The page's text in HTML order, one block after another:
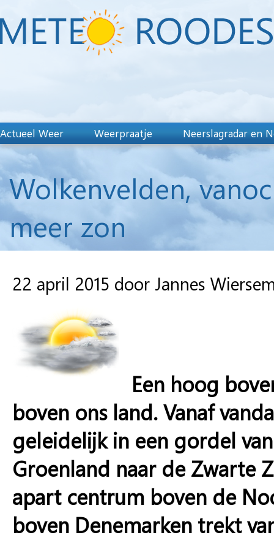
Actueel Weer Weerpraatje Neerslagradar en
Wolkenvelden,
meer zon
22 april 2015 door Jannes
Een hoog
boven ons land. Vanaf
geleidelijk in een gordel
Groenland naar de Zwarte
apart centrum boven de
boven Denemarken trekt